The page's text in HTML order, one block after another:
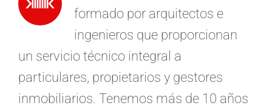
formado por arquitectos e
ingenieros que proporcionan
un servicio técnico integral a
particulares, propietarios y gestores
inmobiliarios. Tenemos más de 10 años